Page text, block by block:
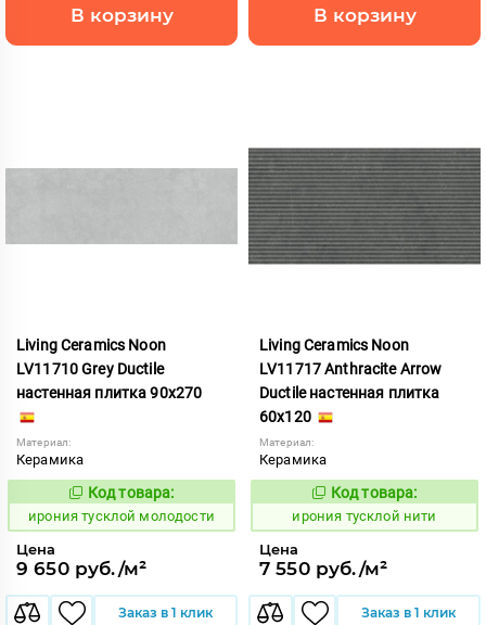
В корзину В корзину
Living Ceramics Noon
LV11710 Grey Ductile
настенная плитка 90x270
Материал:
Керамика
1107054
Код товара:
ирония тусклой молодости
Цена
9 650 руб./м²
Заказ в 1 клик
Living Ceramics Noon
LV11717 Anthracite Arrow
Ductile настенная плитка
60x120
Материал:
Керамика
1107060
Код товара:
ирония тусклой нити
Цена
7 550 руб./м²
Заказ в 1 клик